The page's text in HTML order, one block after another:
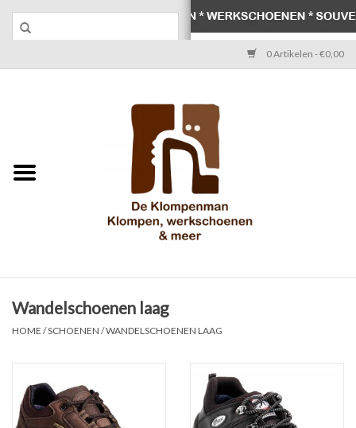
0 Artikelen - €0,00
Werkschoenen
Schoenen
Diversen en Onderhoud
Wandelschoenen laag
HOME /SCHOENEN /WANDELSCHOENEN LAAG